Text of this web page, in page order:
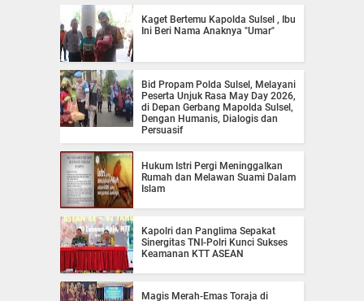
Kaget Bertemu Kapolda Sulsel , Ibu
Ini Beri Nama Anaknya "Umar"
Bid Propam Polda Sulsel, Melayani
Peserta Unjuk Rasa May Day 2026,
di Depan Gerbang Mapolda Sulsel,
Dengan Humanis, Dialogis dan
Persuasif
Hukum Istri Pergi Meninggalkan
Rumah dan Melawan Suami Dalam
Islam
Kapolri dan Panglima Sepakat
Sinergitas TNI-Polri Kunci Sukses
Keamanan KTT ASEAN
Magis Merah-Emas Toraja di